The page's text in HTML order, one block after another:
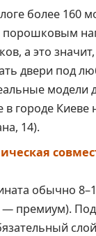
более 160
порошковым
а это
двери под
модели
городе Киеве
14).
обычно
премиум).